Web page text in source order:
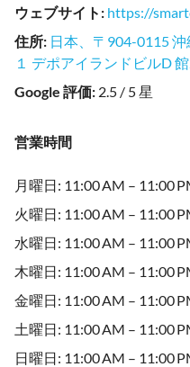
ウェブサイト : https://
住所: 日本、〒904-0115
１ デポアイランドビルD
Google 評価: 2.5 / 5 星
営業時間
月曜日: 11:00 AM – 11:00
火曜日: 11:00 AM – 11:00
水曜日: 11:00 AM – 11:00
木曜日: 11:00 AM – 11:00
金曜日: 11:00 AM – 11:00
土曜日: 11:00 AM – 11:00
日曜日: 11:00 AM – 11:00